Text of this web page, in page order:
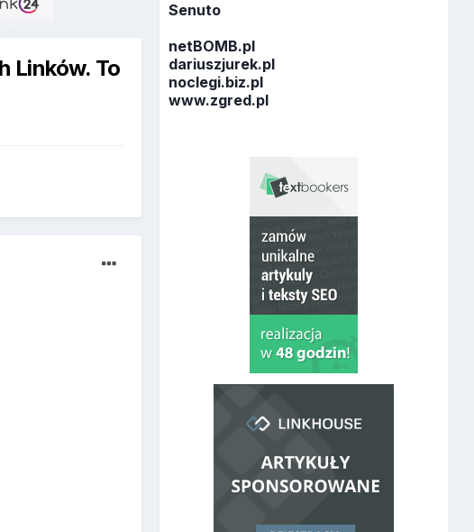
Linków. To
Senuto
netBOMB.pl
dariuszjurek.pl
noclegi.biz.pl
www.zgred.pl